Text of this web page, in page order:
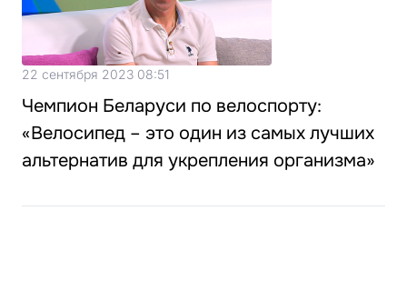
22 сентября 2023 08:51
Чемпион Беларуси по велоспорту:
«Велосипед – это один из самых лучших
альтернатив для укрепления организма»